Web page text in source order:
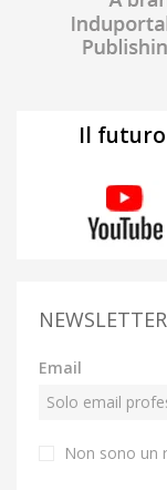
Il
NEWSLETTER
Email
Non sono un